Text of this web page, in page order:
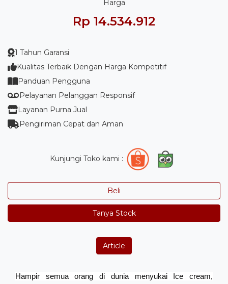
Harga
Rp 14.534.912
1 Tahun Garansi
Kualitas Terbaik Dengan Harga Kompetitif
Panduan Pengguna
Pelayanan Pelanggan Responsif
Layanan Purna Jual
Pengiriman Cepat dan Aman
Kunjungi Toko kami :
Beli
Tanya Stock
Article
Hampir semua orang di dunia menyukai Ice cream,